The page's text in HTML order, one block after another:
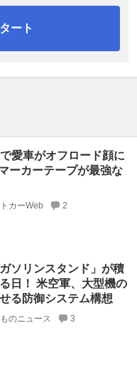
ート
愛車がオフロード顔に
ーカーテープが最強な
カーWeb 2
ソリンスタンド」が積
日！ 米空軍、大型機の
る防御システム構想
のニュース 3